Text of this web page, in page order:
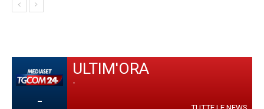
-
ULTIM'ORA
-